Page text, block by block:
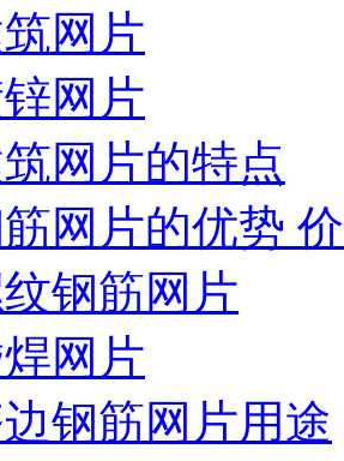
网片
网片
网片的特点
网片的优势
钢筋网片
网片
钢筋网片用途